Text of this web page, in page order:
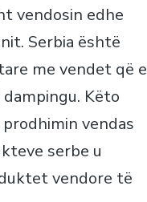
vendosin edhe
Serbia është
me vendet që e
Këto
vendas
serbe u
vendore të